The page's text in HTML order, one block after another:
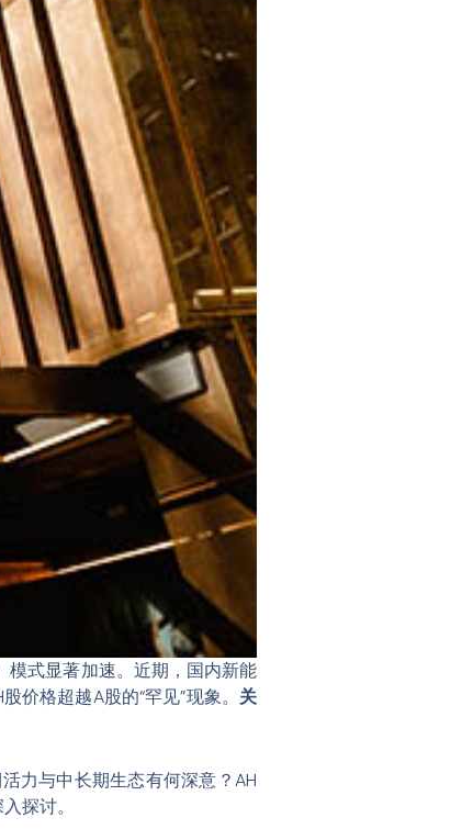
式显著加速。近期，国内新能
格超越A股的“罕见”现象。 关
力与中长期生态有何深意？AH
探讨。